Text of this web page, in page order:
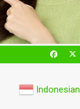
Indonesian